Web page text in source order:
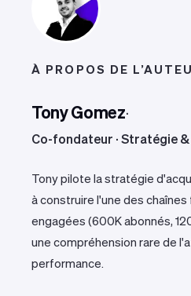
À PROPOS DE
Tony Gomez·
Co-fondateur · Stratégie
Tony pilote la stratégie
à construire l'une des
engagées (600K abonnés,
une compréhension rare de
performance.